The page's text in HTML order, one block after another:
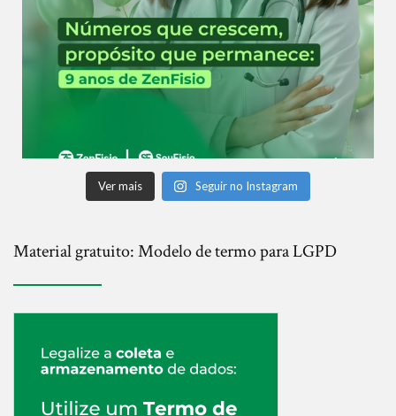
Ver mais Seguir no Instagram
Material gratuito: Modelo de termo para LGPD